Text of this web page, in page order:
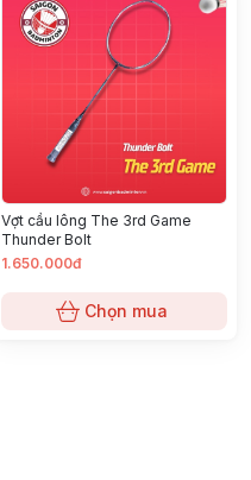
Vợt cầu lông The 3rd Game
Thunder Bolt
1.650.000đ
Chọn mua